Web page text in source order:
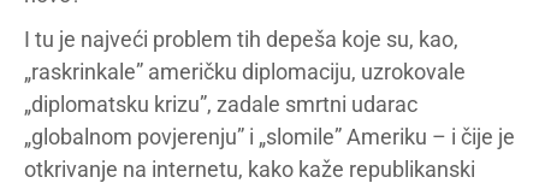
I tu je najveći problem tih depeša koje su, kao,
„raskrinkale” američku diplomaciju, uzrokovale
„diplomatsku krizu”, zadale smrtni udarac
„globalnom povjerenju” i „slomile” Ameriku – i čije je
otkrivanje na internetu, kako kaže republikanski